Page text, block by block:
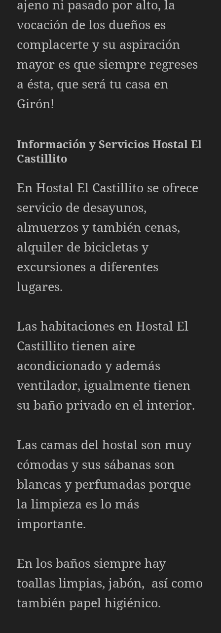
ajeno ni pasado por alto, la
vocación de los dueños es
complacerte y su aspiración
mayor es que siempre regreses
a ésta, que será tu casa en
Girón!
Información y Servicios Hostal El
Castillito
En Hostal El Castillito se ofrece
servicio de desayunos,
almuerzos y también cenas,
alquiler de bicicletas y
excursiones a diferentes
lugares.
Las habitaciones en Hostal El
Castillito tienen aire
acondicionado y además
ventilador, igualmente tienen
su baño privado en el interior.
Las camas del hostal son muy
cómodas y sus sábanas son
blancas y perfumadas porque
la limpieza es lo más
importante.
En los baños siempre hay
toallas limpias, jabón, así como
también papel higiénico.